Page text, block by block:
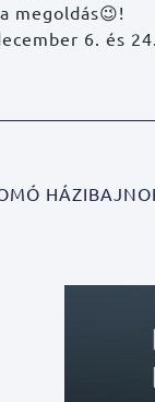
megoldás😉!
6. és